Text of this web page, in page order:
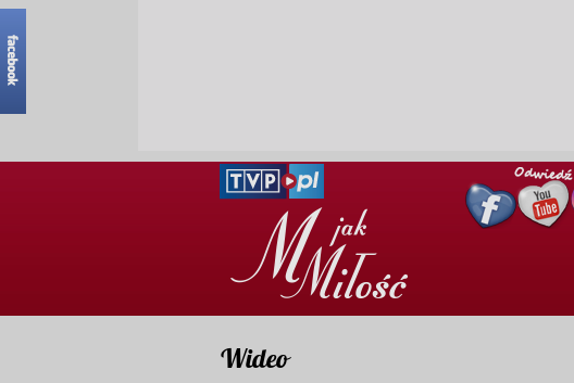
Wideo